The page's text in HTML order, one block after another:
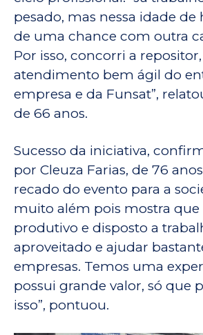
pesado, mas nessa idade de
de uma chance com outra
Por isso, concorri a
atendimento bem ágil do
empresa e da Funsat”,
de 66 anos.
Sucesso da iniciativa,
por Cleuza Farias, de 76
recado do evento para a
muito além pois mostra que
produtivo e disposto a
aproveitado e ajudar
empresas. Temos uma
possui grande valor, só que
isso”, pontuou.